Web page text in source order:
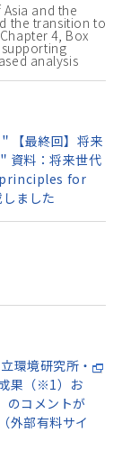
and the
the transition to
4, Box
supporting
analysis
【最終回】将来
資料：将来世代
principles for
ました
環境研究所・
果（※1）お
のコメントが
外部有料サイ